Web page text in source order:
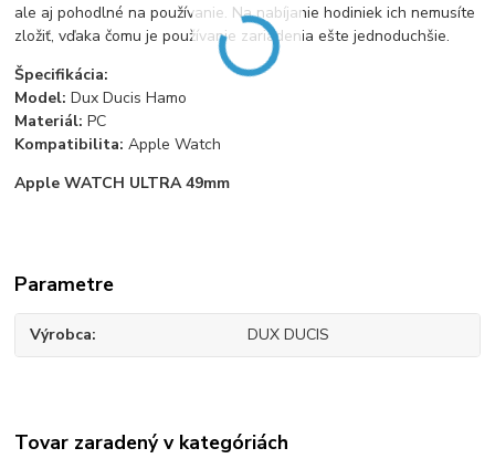
ale aj pohodlné na používanie. Na nabíjanie hodiniek ich nemusíte
zložiť, vďaka čomu je používanie zariadenia ešte jednoduchšie.
Špecifikácia:
Model: Dux Ducis Hamo
Materiál: PC
Kompatibilita: Apple Watch
Apple WATCH ULTRA 49mm
Parametre
Výrobca DUX DUCIS
Tovar zaradený v kategóriách